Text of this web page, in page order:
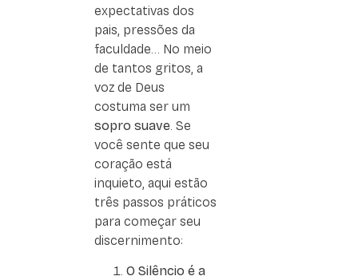
expectativas dos
pais, pressões da
faculdade… No meio
de tantos gritos, a
voz de Deus
costuma ser um
sopro suave. Se
você sente que seu
coração está
inquieto, aqui estão
três passos práticos
para começar seu
discernimento:
O Silêncio é a